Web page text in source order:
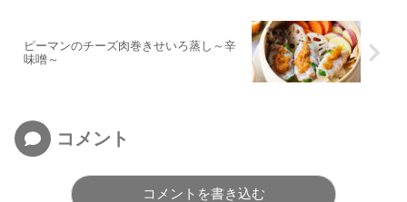
ピーマンのチーズ肉巻きせいろ蒸し～辛
味噌～
コメント
コメントを書き込む